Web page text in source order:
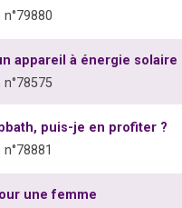
appareil à énergie solaire
n°78575
puis-je en profiter ?
une femme